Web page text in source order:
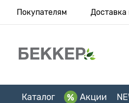
Покупателям Доставка
Каталог Акции